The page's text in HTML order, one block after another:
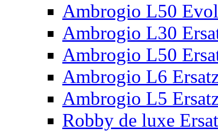
Ambrogio L50
Ambrogio L30
Ambrogio L50
Ambrogio L6
Ambrogio L5
Robby de luxe